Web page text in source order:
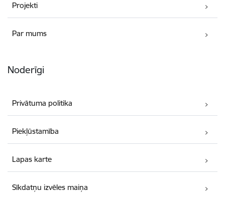
Projekti
Par mums
Noderīgi
Privātuma politika
Piekļūstamība
Lapas karte
Sīkdatņu izvēles maiņa